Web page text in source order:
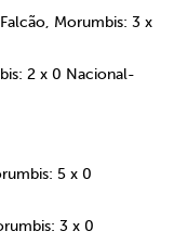
Morumbis: 3 x
2 x 0 Nacional-
5 x 0
3 x 0